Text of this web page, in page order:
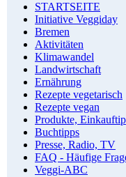
STARTSEITE
Initiative Veggiday
Bremen
Aktivitäten
Klimawandel
Landwirtschaft
Ernährung
Rezepte vegetarisch
Rezepte vegan
Produkte,
Buchtipps
Presse, Radio, TV
FAQ - Häufige
Veggi-ABC